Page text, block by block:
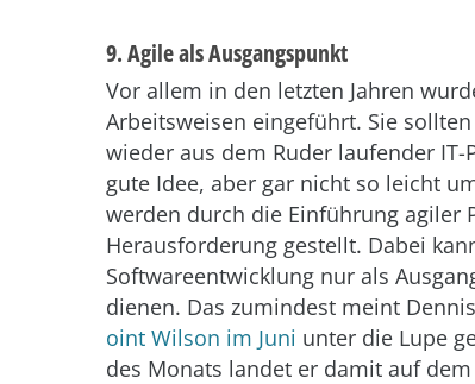
9. Agile als Ausgangspunkt
Vor allem in den letzten Jahren
Arbeitsweisen eingeführt. Sie
wieder aus dem Ruder laufender
gute Idee, aber gar nicht so leicht
werden durch die Einführung agiler
Herausforderung gestellt. Dabei
Softwareentwicklung nur als
dienen. Das zumindest meint
oint Wilson im Juni unter die Lupe
des Monats landet er damit auf